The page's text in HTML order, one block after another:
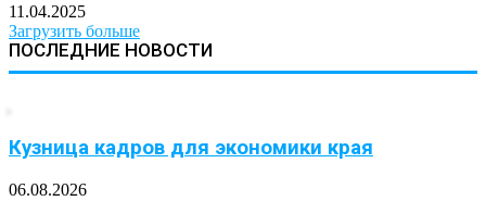
11.04.2025
Загрузить больше
ПОСЛЕДНИЕ НОВОСТИ
Кузница кадров для экономики края
06.08.2026